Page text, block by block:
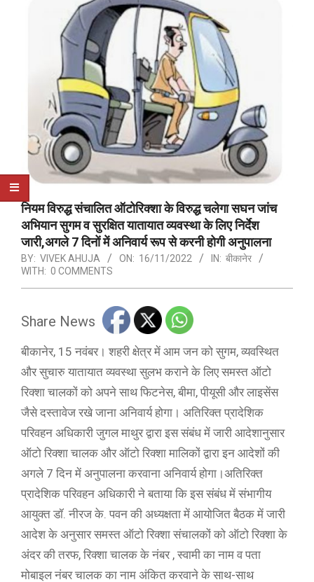
नियम विरुद्ध संचालित ऑटोरिक्शा के विरुद्ध चलेगा सघन जांच
अभियान सुगम व सुरक्षित यातायात व्यवस्था के लिए निर्देश
जारी,अगले 7 दिनों में अनिवार्य रूप से करनी होगी अनुपालना
BY: VIVEK AHUJA ON: 16/11/2022 IN: बीकानेर
WITH: 0 COMMENTS
Share News
बीकानेर, 15 नवंबर। शहरी क्षेत्र में आम जन को सुगम, व्यवस्थित
और सुचारु यातायात व्यवस्था सुलभ कराने के लिए समस्त ऑटो
रिक्शा चालकों को अपने साथ फिटनेस, बीमा, पीयूसी और लाइसेंस
जैसे दस्तावेज रखे जाना अनिवार्य होगा। अतिरिक्त प्रादेशिक
परिवहन अधिकारी जुगल माथुर द्वारा इस संबंध में जारी आदेशानुसार
ऑटो रिक्शा चालक और ऑटो रिक्शा मालिकों द्वारा इन आदेशों की
अगले 7 दिन में अनुपालना करवाना अनिवार्य होगा।अतिरिक्त
प्रादेशिक परिवहन अधिकारी ने बताया कि इस संबंध में संभागीय
आयुक्त डॉ. नीरज के. पवन की अध्यक्षता में आयोजित बैठक में जारी
आदेश के अनुसार समस्त ऑटो रिक्शा संचालकों को ऑटो रिक्शा के
अंदर की तरफ, रिक्शा चालक के नंबर , स्वामी का नाम व पता
मोबाइल नंबर चालक का नाम अंकित करवाने के साथ-साथ